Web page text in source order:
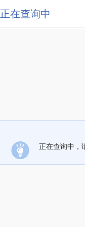
正在查询中
正在查询中，